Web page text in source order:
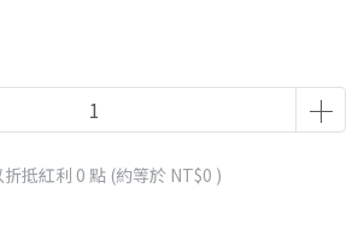
折抵紅利 0 點 (約等於 NT$0 )